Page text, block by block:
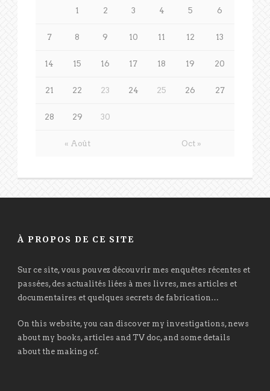
« Août Oct »
1 2 3 4 5 6
7 8 9 10 11 12 13
14 15 16 17 18 19 20
21 22 23 24 25 26 27
28 29 30
À PROPOS DE CE SITE
Sur ce site, vous pouvez découvrir mes enquêtes récentes et
passées, des actualités liées à mes livres, mes articles et
documentaires et quelques secrets de fabrication…
On this website, you can discover my investigations, news
about my books, articles and TV doc, and some details
about the making of.